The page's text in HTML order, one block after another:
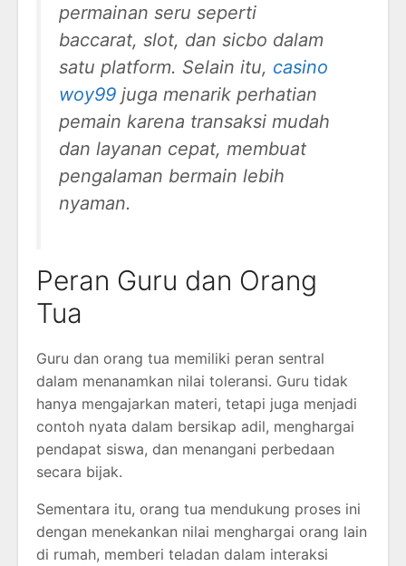
permainan seru seperti
baccarat, slot, dan sicbo dalam
satu platform. Selain itu, casino
woy99 juga menarik perhatian
pemain karena transaksi mudah
dan layanan cepat, membuat
pengalaman bermain lebih
nyaman.
Peran Guru dan Orang
Tua
Guru dan orang tua memiliki peran sentral
dalam menanamkan nilai toleransi. Guru tidak
hanya mengajarkan materi, tetapi juga menjadi
contoh nyata dalam bersikap adil, menghargai
pendapat siswa, dan menangani perbedaan
secara bijak.
Sementara itu, orang tua mendukung proses ini
dengan menekankan nilai menghargai orang lain
di rumah, memberi teladan dalam interaksi